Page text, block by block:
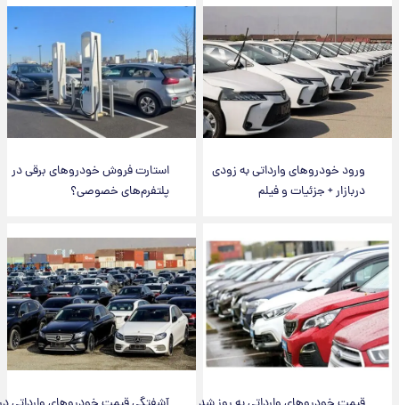
ورود خودروهای وارداتی به زودی
دربازار + جزئیات و فیلم
استارت فروش خودروهای برقی در
پلتفرم‌های خصوصی؟